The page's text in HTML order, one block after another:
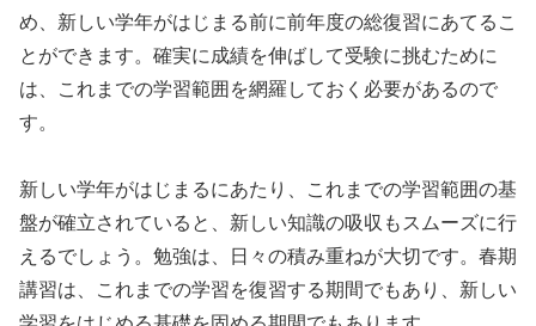
め、新しい学年がはじまる前に前年度の総復習にあてるこ
とができます。確実に成績を伸ばして受験に挑むために
は、これまでの学習範囲を網羅しておく必要があるので
す。
新しい学年がはじまるにあたり、これまでの学習範囲の基
盤が確立されていると、新しい知識の吸収もスムーズに行
えるでしょう。勉強は、日々の積み重ねが大切です。春期
講習は、これまでの学習を復習する期間でもあり、新しい